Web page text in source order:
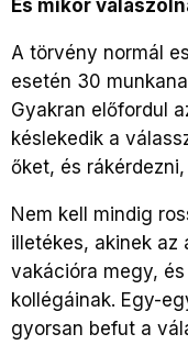
És mikor
A törvény normál
esetén 30
Gyakran előfordul
késlekedik a
őket, és
Nem kell mindig
illetékes, akinek az
vakációra megy,
kollégáinak. Egy-
gyorsan befut a